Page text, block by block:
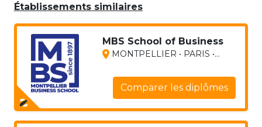
Établissements similaires
MBS School of Business
MONTPELLIER • PARIS •...
Comparer les diplômes